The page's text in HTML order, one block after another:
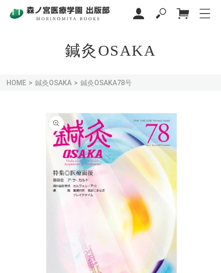
ンツに
進む
グ
イ
ー
鍼灸OSAKA
HOME 鍼灸OSAKA 鍼灸OSAKA78号
商品情
報にス
キップ